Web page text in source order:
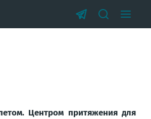
Центром притяжения для